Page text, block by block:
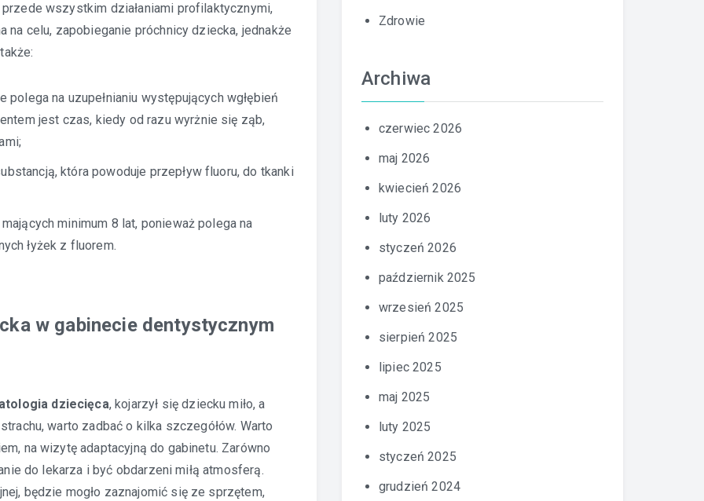
wszystkim działaniami profilaktycznymi,
na celu, zapobieganie próchnicy dziecka, jednakże
polega na uzupełnianiu występujących wgłębień
jest czas, kiedy od razu wyrżnie się ząb,
która powoduje przepływ fluoru, do tkanki
minimum 8 lat, ponieważ polega na
łyżek z fluorem.
w gabinecie dentystycznym
dziecięca, kojarzył się dziecku miło, a
warto zadbać o kilka szczegółów. Warto
na wizytę adaptacyjną do gabinetu. Zarówno
do lekarza i być obdarzeni miłą atmosferą.
będzie mogło zaznajomić się ze sprzętem,
Zdrowie
Archiwa
czerwiec 2026
maj 2026
kwiecień 2026
luty 2026
styczeń 2026
październik 2025
wrzesień 2025
sierpień 2025
lipiec 2025
maj 2025
luty 2025
styczeń 2025
grudzień 2024